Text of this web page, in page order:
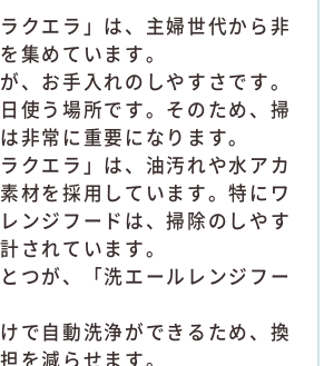
クエラ」は、主婦世代から非
集めています。
、お手入れのしやすさです。
使う場所です。そのため、掃
非常に重要になります。
クエラ」は、油汚れや水アカ
材を採用しています。特にワ
ンジフードは、掃除のしやす
されています。
つが、「洗エールレンジフー
で自動洗浄ができるため、換
を減らせます。